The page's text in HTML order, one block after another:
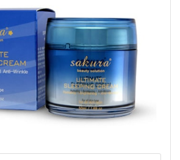
vật
da.
ẩm, tái tạo bề mặt da giúp da
bóng.
hồi những tổn thương. Tái tạo tế
da trẻ trung, tươi tắn.